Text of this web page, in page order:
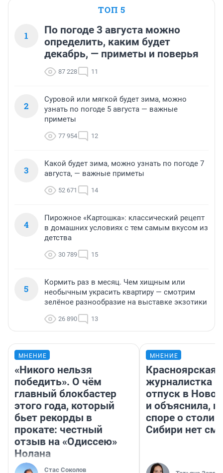
ТОП 5
1
По погоде 3 августа можно
определить, каким будет
декабрь, — приметы и поверья
87 228 11
2
Суровой или мягкой будет зима, можно
узнать по погоде 5 августа — важные
приметы
77 954 12
3
Какой будет зима, можно узнать по погоде 7
августа, — важные приметы
52 671 14
4
Пирожное «Картошка»: классический рецепт
в домашних условиях с тем самым вкусом из
детства
30 789 15
5
Кормить раз в месяц. Чем хищным или
необычным украсить квартиру — смотрим
зелёное разнообразие на выставке экзотики
26 890 13
МНЕНИЕ
«Никого нельзя
победить». О чём
главный блокбастер
этого года, который
бьет рекорды в
прокате: честный
отзыв на «Одиссею»
Нолана
Стас Соколов
МНЕНИЕ
Красноярская
журналистка
отпуск в
и объяснила,
споре о
Сибири нет